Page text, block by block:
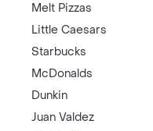
Melt Pizzas
Little Caesars
Starbucks
McDonalds
Dunkin
Juan Valdez